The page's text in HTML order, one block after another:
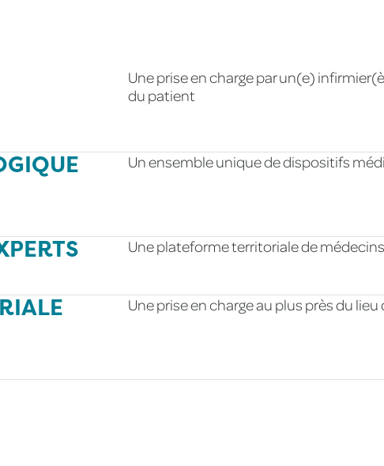
Une prise en charge par un(e)
du patient
Un ensemble unique de dispositifs
Une plateforme territoriale de
Une prise en charge au plus près du